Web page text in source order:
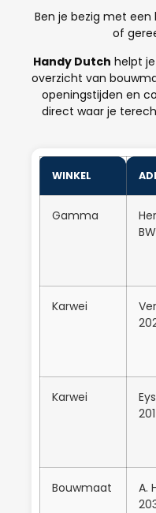
Ben je bezig met een
of
Handy Dutch helpt
overzicht van
openingstijden en
direct waar je
WINKEL
Gamma
Karwei
Karwei
Bouwmaat
A.